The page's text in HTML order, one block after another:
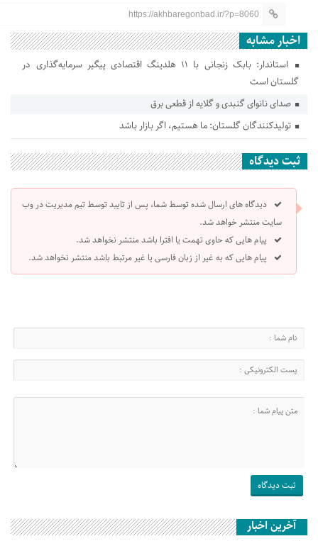
https://akhbaregonbad.ir/?p=8060
اخبار مشابه
استاندار: بابک زنجانی با ۱۱ هلدینگ اقتصادی پیگیر سرمایه‌گذاری در
گلستان است
صدای نانوای گنبدی و گلایه از قطعی برق
تولیدکنندگان گلستان: ما هستیم، اگر بازار باشد
ثبت دیدگاه
دیدگاه های ارسال شده توسط شما، پس از تایید توسط تیم مدیریت در وب
سایت منتشر خواهد شد.
پیام هایی که حاوی تهمت یا افترا باشد منتشر نخواهد شد.
پیام هایی که به غیر از زبان فارسی یا غیر مرتبط باشد منتشر نخواهد شد.
آخرین اخبار